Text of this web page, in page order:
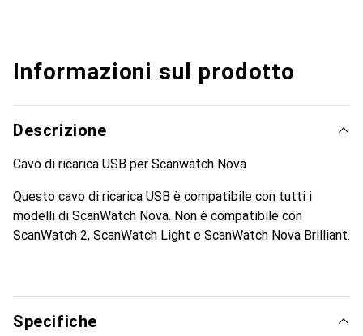
Informazioni sul prodotto
Descrizione
Cavo di ricarica USB per Scanwatch Nova
Questo cavo di ricarica USB è compatibile con tutti i
modelli di ScanWatch Nova. Non è compatibile con
ScanWatch 2, ScanWatch Light e ScanWatch Nova Brilliant.
Specifiche